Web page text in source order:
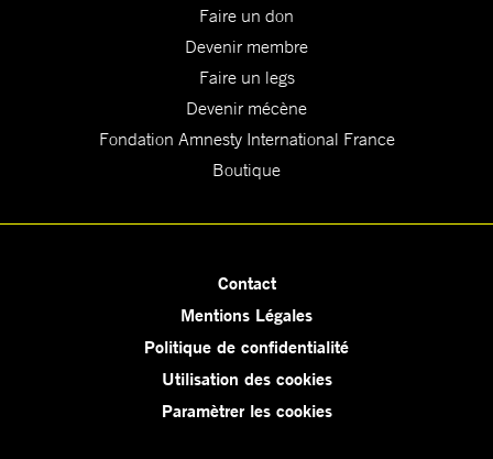
Faire un don
Devenir membre
Faire un legs
Devenir mécène
Fondation Amnesty International France
Boutique
Contact
Mentions Légales
Politique de confidentialité
Utilisation des cookies
Paramètrer les cookies